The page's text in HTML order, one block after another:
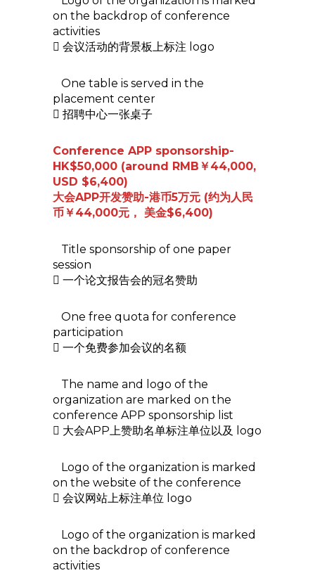
on the backdrop of conference
activities
 会议活动的背景板上标注 logo
One table is served in the
placement center
 招聘中心一张桌子
Conference APP sponsorship-
HK$50,000 (around RMB￥44,000,
USD $6,400)
大会APP开发赞助-港币5万元 (约为人民
币￥44,000元， 美金$6,400)
Title sponsorship of one paper
session
 一个论文报告会的冠名赞助
One free quota for conference
participation
 一个免费参加会议的名额
The name and logo of the
organization are marked on the
conference APP sponsorship list
 大会APP上赞助名单标注单位以及 logo
Logo of the organization is marked
on the website of the conference
 会议网站上标注单位 logo
Logo of the organization is marked
on the backdrop of conference
activities